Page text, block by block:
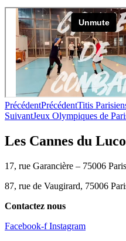
PrécédentPrécédentTitis
SuivantJeux Olympiques de
Les Cannes du Luco
17, rue Garancière – 75006 Paris
87, rue de Vaugirard, 75006
Contactez nous
Facebook-f Instagram